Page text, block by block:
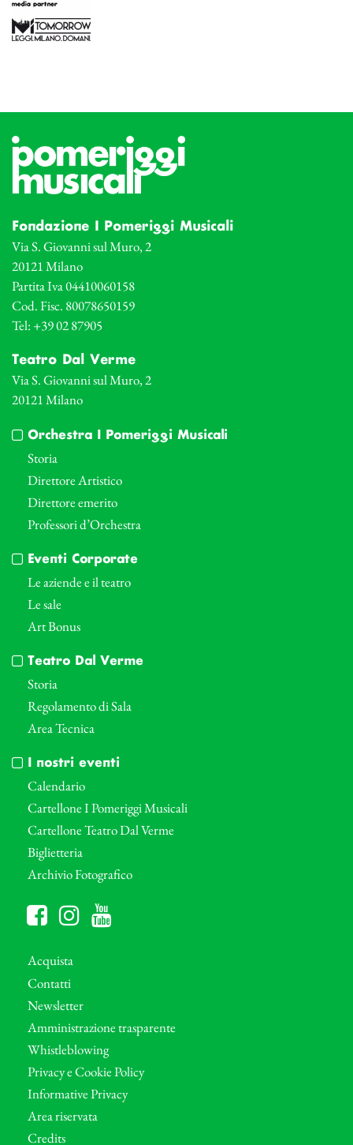
Fondazione I Pomeriggi Musicali
Via S. Giovanni sul Muro, 2
20121 Milano
Partita Iva 04410060158
Cod. Fisc. 80078650159
Tel: +39 02 87905
Teatro Dal Verme
Via S. Giovanni sul Muro, 2
20121 Milano
Orchestra I Pomeriggi Musicali
Storia
Direttore Artistico
Direttore emerito
Professori d’Orchestra
Eventi Corporate
Le aziende e il teatro
Le sale
Art Bonus
Teatro Dal Verme
Storia
Regolamento di Sala
Area Tecnica
I nostri eventi
Calendario
Cartellone I Pomeriggi Musicali
Cartellone Teatro Dal Verme
Biglietteria
Archivio Fotografico
Acquista
Contatti
Newsletter
Amministrazione trasparente
Whistleblowing
Privacy e Cookie Policy
Informative Privacy
Area riservata
Credits